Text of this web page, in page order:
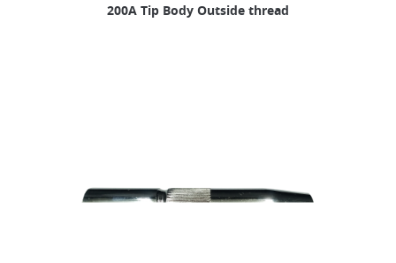
200A Tip Body Outside thread